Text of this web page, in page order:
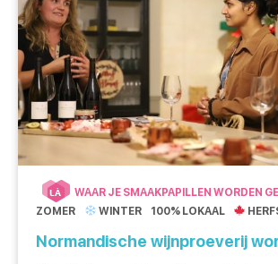
LÀ
WAAR JE SMAAKPAPILLEN WORDEN
ZOMER
WINTER 100% LOKAAL
Normandische wijnproeverij